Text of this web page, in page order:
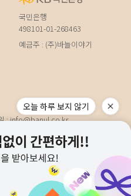
국민은행
498101-01-268463
예금주 : (주)바늘이야기
:info@banul.co.kr
주시 성동로 19-17
인]
오늘 하루 보지 않기